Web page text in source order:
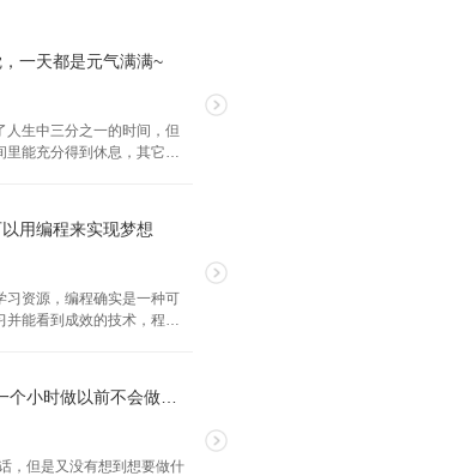
一天都是元气满满~
人生中三分之一的时间，但
里能充分得到休息，其它的
以用编程来实现梦想
习资源，编程确实是一种可
并能看到成效的技术，程序
下面的这些 APP 快速提升自
能吧！
，但是又没有想到想要做什